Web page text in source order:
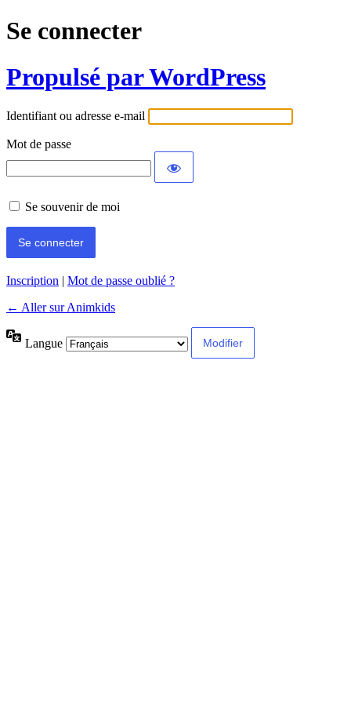
Se connecter
Propulsé par WordPress
Identifiant ou adresse e-mail
Mot de passe
Se souvenir de moi
Inscription | Mot de passe oublié ?
← Aller sur Animkids
Langue